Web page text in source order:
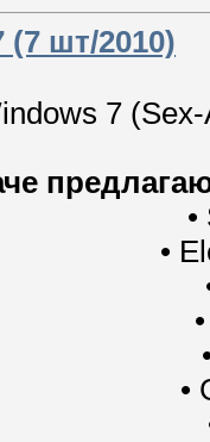
шт/2010)
7 (Sex-
•
•